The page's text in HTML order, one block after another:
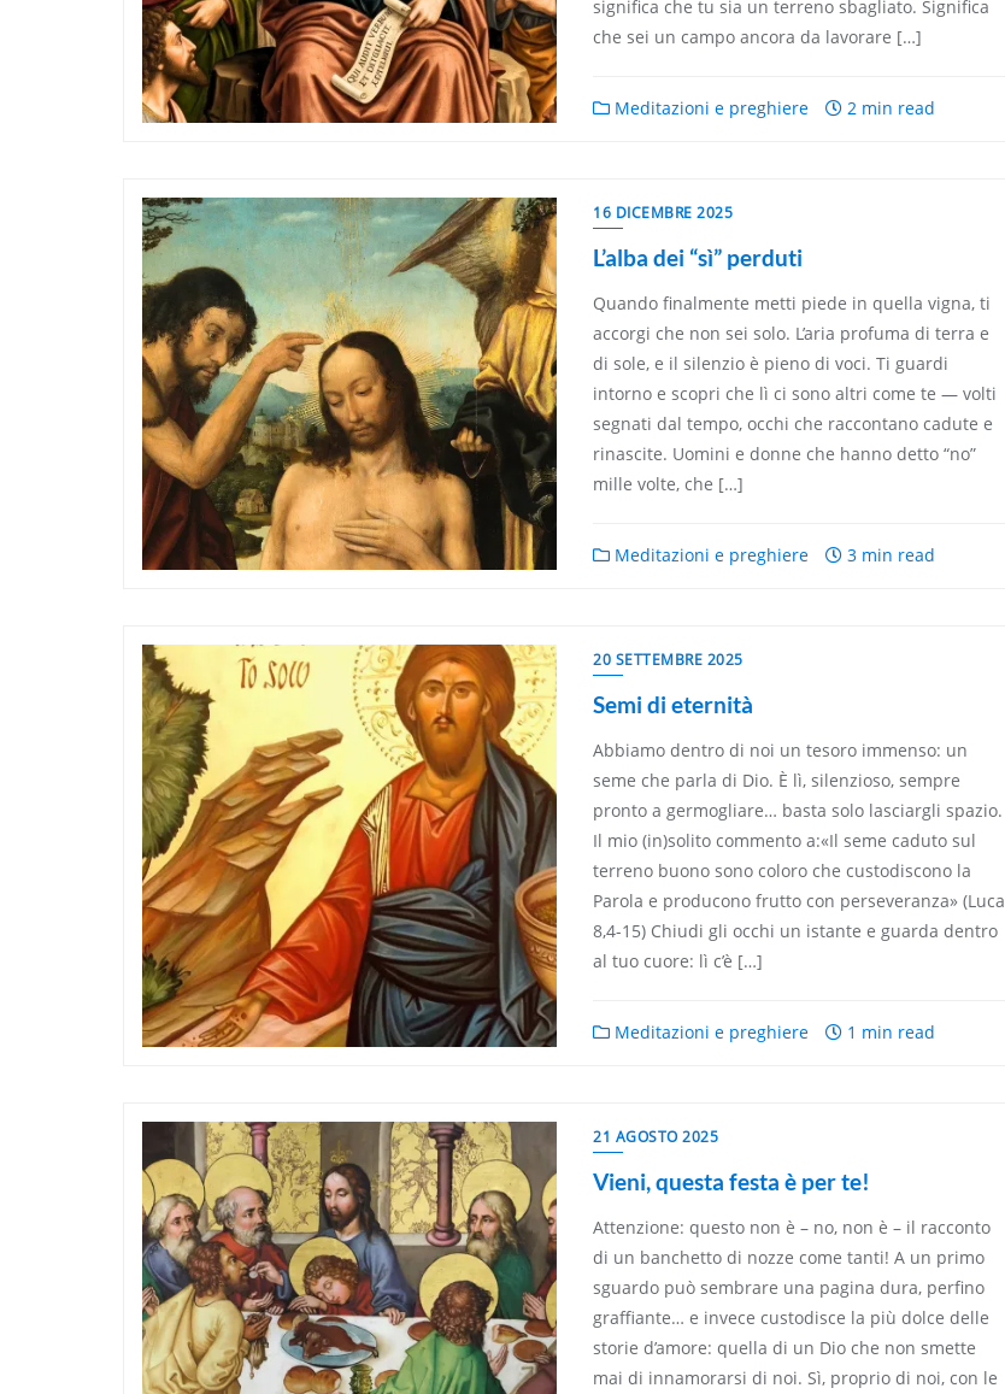
significa che tu sia un terreno sbagliato. Significa
che sei un campo ancora da lavorare […]
Meditazioni e preghiere 2 min read
16 DICEMBRE 2025
L’alba dei “sì” perduti
Quando finalmente metti piede in quella vigna, ti
accorgi che non sei solo. L’aria profuma di terra e
di sole, e il silenzio è pieno di voci. Ti guardi
intorno e scopri che lì ci sono altri come te — volti
segnati dal tempo, occhi che raccontano cadute e
rinascite. Uomini e donne che hanno detto “no”
mille volte, che […]
Meditazioni e preghiere 3 min read
20 SETTEMBRE 2025
Semi di eternità
Abbiamo dentro di noi un tesoro immenso: un
seme che parla di Dio. È lì, silenzioso, sempre
pronto a germogliare… basta solo lasciargli spazio.
Il mio (in)solito commento a:«Il seme caduto sul
terreno buono sono coloro che custodiscono la
Parola e producono frutto con perseveranza» (Luca
8,4-15) Chiudi gli occhi un istante e guarda dentro
al tuo cuore: lì c’è […]
Meditazioni e preghiere 1 min read
21 AGOSTO 2025
Vieni, questa festa è per te!
Attenzione: questo non è – no, non è – il racconto
di un banchetto di nozze come tanti! A un primo
sguardo può sembrare una pagina dura, perfino
graffiante… e invece custodisce la più dolce delle
storie d’amore: quella di un Dio che non smette
mai di innamorarsi di noi. Sì, proprio di noi, con le